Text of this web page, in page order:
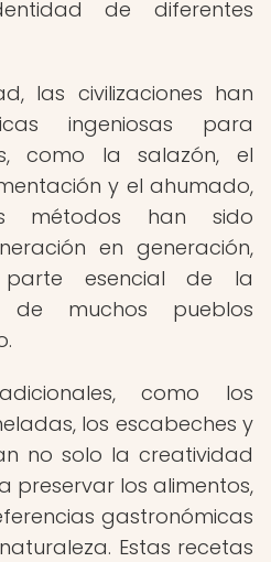
de diferentes
las civilizaciones han
ingeniosas para
como la salazón, el
y el ahumado,
métodos han sido
en generación,
parte esencial de la
de muchos pueblos
como los
los escabeches y
no solo la creatividad
preservar los alimentos,
gastronómicas
Estas recetas